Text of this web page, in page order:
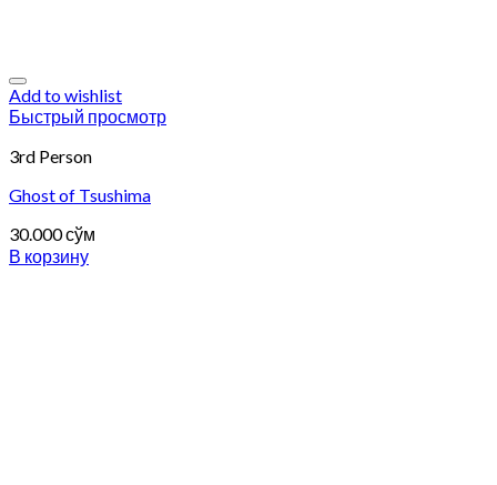
Add to wishlist
Быстрый просмотр
3rd Person
Ghost of Tsushima
30.000сўм
В корзину